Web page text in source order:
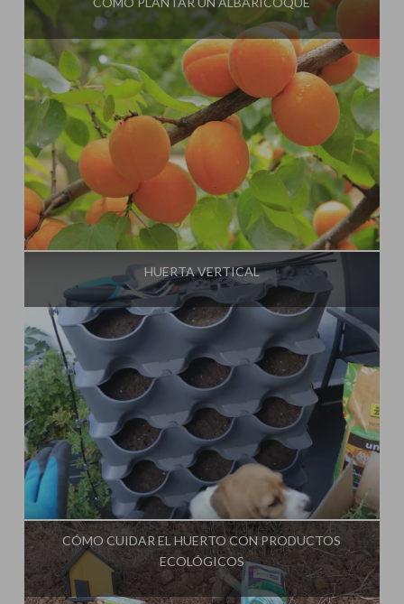
Influencer:La Huerta de Iván
HUERTA VERTICAL
Influencer: La Huerta de Iván
CÓMO CUIDAR EL HUERTO CON PRODUCTOS
ECOLÓGICOS